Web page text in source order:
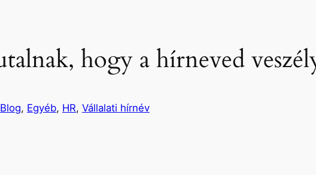
hogy a hírneved
Blog, Egyéb, HR, Vállalati hírnév